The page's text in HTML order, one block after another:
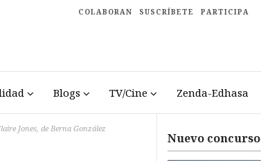
COLABORAN SUSCRÍBETE PARTICIPA
Blogs TV/Cine Zenda-Edhasa
Jones, de Berna González
Nuevo concurso